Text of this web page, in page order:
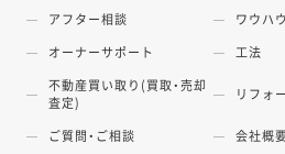
アフター相談
ワウハ
オーナーサポート
工法
不動産買い取り(買取・売却
査定)
リフォ
ご質問・ご相談
会社概